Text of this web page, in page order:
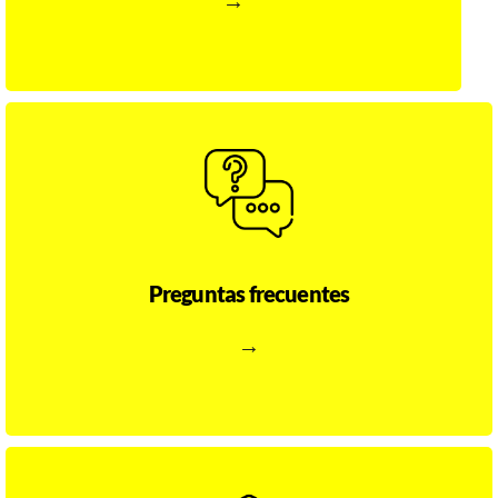
Preguntas frecuentes
→
del proceso de compras.